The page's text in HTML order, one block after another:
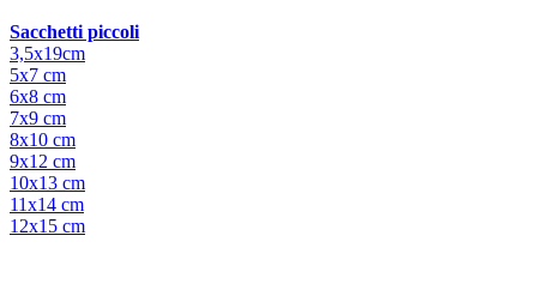
Sacchetti piccoli
3,5x19cm
5x7 cm
6x8 cm
7x9 cm
8x10 cm
9x12 cm
10x13 cm
11x14 cm
12x15 cm